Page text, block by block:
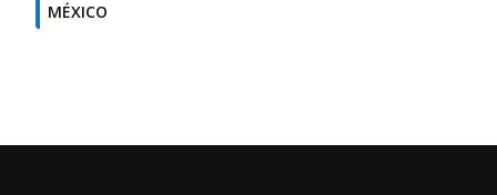
MÉXICO